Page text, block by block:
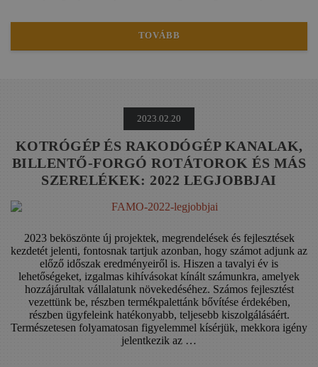
TOVÁBB
2023.02.20
KOTRÓGÉP ÉS RAKODÓGÉP KANALAK,
BILLENTŐ-FORGÓ ROTÁTOROK ÉS MÁS
SZERELÉKEK: 2022 LEGJOBBJAI
2023 beköszönte új projektek, megrendelések és fejlesztések
kezdetét jelenti, fontosnak tartjuk azonban, hogy számot adjunk az
előző időszak eredményeiről is. Hiszen a tavalyi év is
lehetőségeket, izgalmas kihívásokat kínált számunkra, amelyek
hozzájárultak vállalatunk növekedéséhez. Számos fejlesztést
vezettünk be, részben termékpalettánk bővítése érdekében,
részben ügyfeleink hatékonyabb, teljesebb kiszolgálásáért.
Természetesen folyamatosan figyelemmel kísérjük, mekkora igény
jelentkezik az …